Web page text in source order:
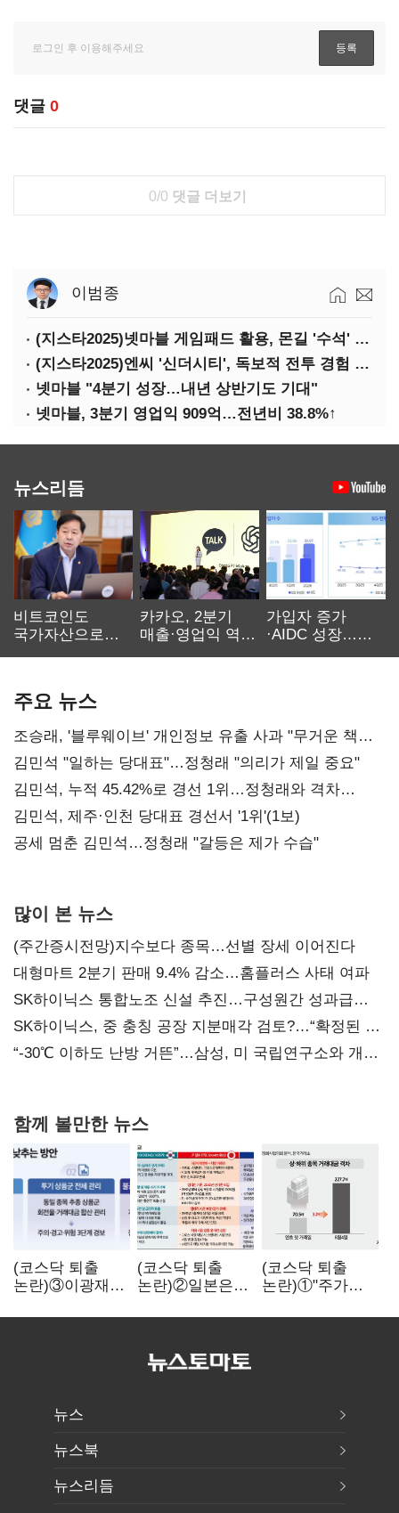
댓글 0
0/0 댓글 더보기
이범종
(지스타2025)넷마블 게임패드 활용, 몬길 '수석' 7대죄 '차석'
(지스타2025)엔씨 '신더시티', 독보적 전투 경험 필요
넷마블 "4분기 성장…내년 상반기도 기대"
넷마블, 3분기 영업익 909억…전년비 38.8%↑
뉴스리듬
비트코인도
국가자산으로…'
카카오, 2분기
매출·영업익 역대
가입자 증가
·AIDC 성장…
주요 뉴스
조승래, '블루웨이브' 개인정보 유출 사과 "무거운 책임
통감"
김민석 "일하는 당대표"…정청래 "의리가 제일 중요"
김민석, 누적 45.42%로 경선 1위…정청래와 격차
0.86%p(2보)
김민석, 제주·인천 당대표 경선서 '1위'(1보)
공세 멈춘 김민석…정청래 "갈등은 제가 수습"
많이 본 뉴스
(주간증시전망)지수보다 종목…선별 장세 이어진다
대형마트 2분기 판매 9.4% 감소…홈플러스 사태 여파
SK하이닉스 통합노조 신설 추진…구성원간 성과급
불만 확산
SK하이닉스, 중 충칭 공장 지분매각 검토?…“확정된 바
없어”
“-30℃ 이하도 난방 거뜬”…삼성, 미 국립연구소와 개발
함께 볼만한 뉴스
(코스닥 퇴출
논란)③이광재
자동차 없애지는
(코스닥 퇴출
논란)②일본은
기다려주는데
퇴출?…
시간만으론
(코스닥 퇴출
논란)①"주가
옥토 태운다"…
뉴스
뉴스북
뉴스리듬